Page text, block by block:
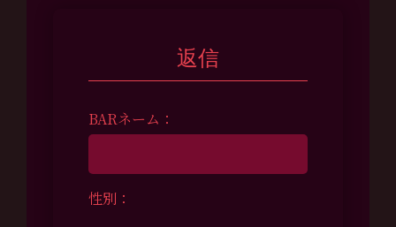
返信
BARネーム：
性別：